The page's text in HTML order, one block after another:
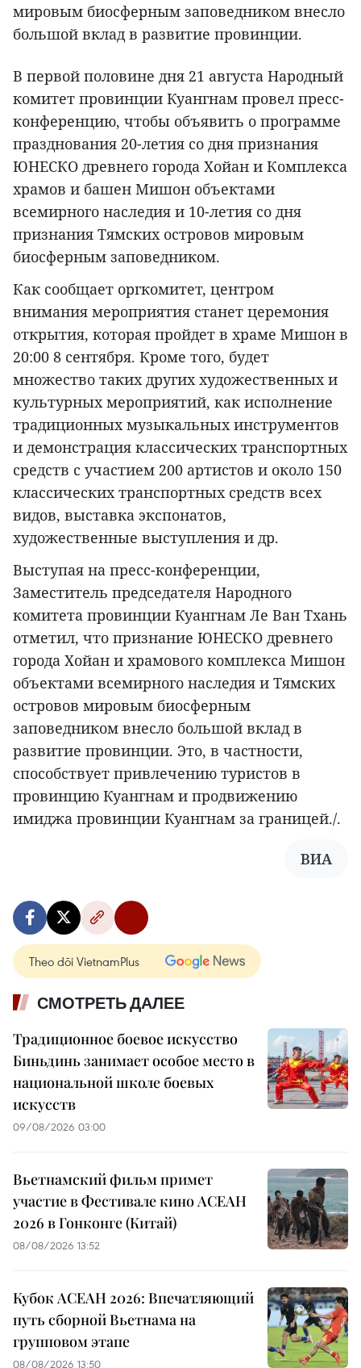
мировым биосферным заповедником внесло
большой вклад в развитие провинции.
В первой половине дня 21 августа Народный
комитет провинции Куангнам провел пресс-
конференцию, чтобы объявить о программе
празднования 20-летия со дня признания
ЮНЕСКО древнего города Хойан и Комплекса
храмов и башен Мишон объектами
всемирного наследия и 10-летия со дня
признания Тямских островов мировым
биосферным заповедником.
Как сообщает оргкомитет, центром
внимания мероприятия станет церемония
открытия, которая пройдет в храме Мишон в
20:00 8 сентября. Кроме того, будет
множество таких других художественных и
культурных мероприятий, как исполнение
традиционных музыкальных инструментов
и демонстрация классических транспортных
средств с участием 200 артистов и около 150
классических транспортных средств всех
видов, выставка экспонатов,
художественные выступления и др.
Выступая на пресс-конференции,
Заместитель председателя Народного
комитета провинции Куангнам Ле Ван Тхань
отметил, что признание ЮНЕСКО древнего
города Хойан и храмового комплекса Мишон
объектами всемирного наследия и Тямских
островов мировым биосферным
заповедником внесло большой вклад в
развитие провинции. Это, в частности,
способствует привлечению туристов в
провинцию Куангнам и продвижению
имиджа провинции Куангнам за границей./.
ВИА
Theo dõi VietnamPlus
СМОТРЕТЬ ДАЛЕЕ
Традиционное боевое искусство
Биньдинь занимает особое место в
национальной школе боевых
искусств
09/08/2026 03:00
Вьетнамский фильм примет
участие в Фестивале кино АСЕАН
2026 в Гонконге (Китай)
08/08/2026 13:52
Кубок АСЕАН 2026: Впечатляющий
путь сборной Вьетнама на
групповом этапе
08/08/2026 13:50